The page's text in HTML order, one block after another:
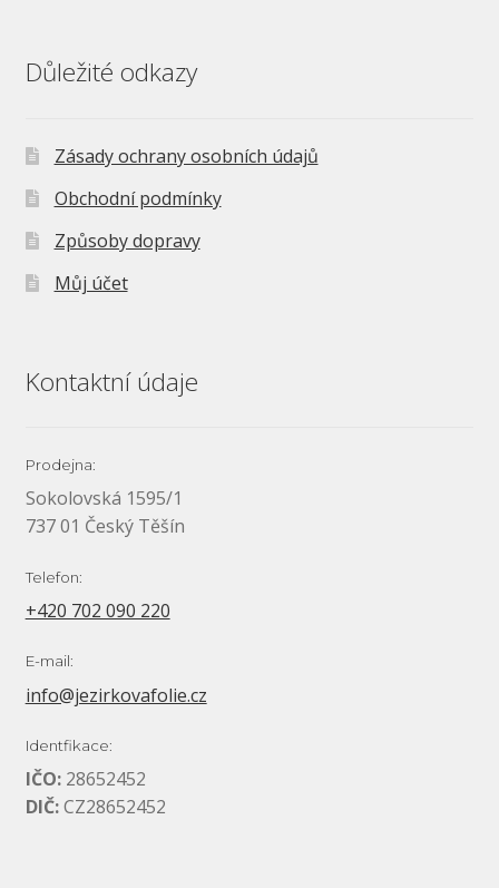
Důležité odkazy
Zásady ochrany osobních údajů
Obchodní podmínky
Způsoby dopravy
Můj účet
Kontaktní údaje
Prodejna:
Sokolovská 1595/1
737 01 Český Těšín
Telefon:
+420 702 090 220
E-mail:
info@jezirkovafolie.cz
Identfikace:
IČO:28652452
DIČ:CZ28652452